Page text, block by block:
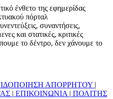
ένθετο της εφημερίδας
πόρταλ
συναντήσεις,
και στατικές, κριτικές
το δέντρο, δεν χάνουμε το
ΑΠΟΡΡΗΤΟΥ |
| ΕΠΙΚΟΙΝΩΝΙΑ | ΠΟΛΙΤΗΣ